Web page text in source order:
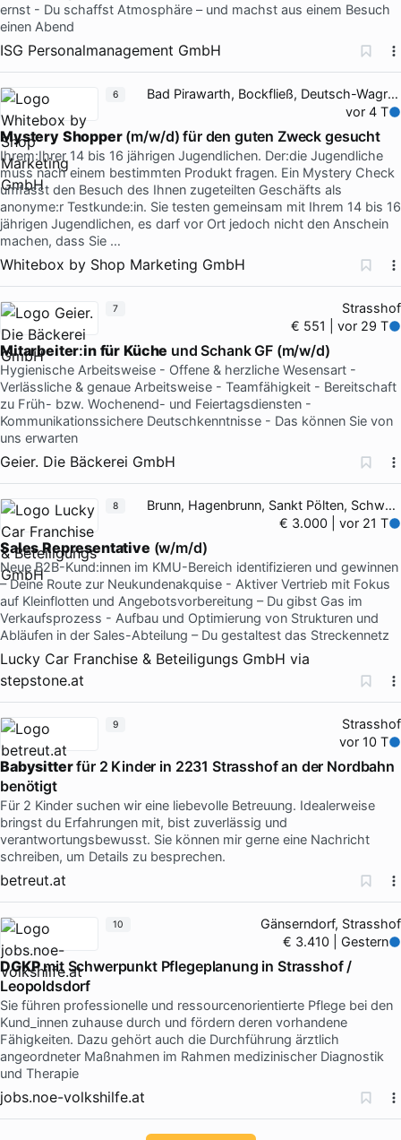
ernst - Du schaffst Atmosphäre – und machst aus einem Besuch
einen Abend
ISG Personalmanagement GmbH
Bad Pirawarth, Bockfließ, Deutsch-Wagram
vor 4 T
Mystery Shopper(m/w/d) für den guten Zweck gesucht
Ihrem:Ihrer 14 bis 16 jährigen Jugendlichen. Der:die Jugendliche
muss nach einem bestimmten Produkt fragen. Ein Mystery Check
umfasst den Besuch des Ihnen zugeteilten Geschäfts als
anonyme:r Testkunde:in. Sie testen gemeinsam mit Ihrem 14 bis 16
jährigen Jugendlichen, es darf vor Ort jedoch nicht den Anschein
machen, dass Sie …
Whitebox by Shop Marketing GmbH
6
Strasshof
€ 551 | vor 29 T
Mitarbeiter:in für Küche und Schank GF (m/w/d)
Hygienische Arbeitsweise - Offene & herzliche Wesensart -
Verlässliche & genaue Arbeitsweise - Teamfähigkeit - Bereitschaft
zu Früh- bzw. Wochenend- und Feiertagsdiensten -
Kommunikationssichere Deutschkenntnisse - Das können Sie von
uns erwarten
Geier. Die Bäckerei GmbH
7
Brunn, Hagenbrunn, Sankt Pölten, Schwechat
€ 3.000 | vor 21 T
SalesRepresentative (w/m/d)
Neue B2B-Kund:innen im KMU-Bereich identifizieren und gewinnen
– Deine Route zur Neukundenakquise - Aktiver Vertrieb mit Fokus
auf Kleinflotten und Angebotsvorbereitung – Du gibst Gas im
Verkaufsprozess - Aufbau und Optimierung von Strukturen und
Abläufen in der Sales-Abteilung – Du gestaltest das Streckennetz
Lucky Car Franchise & Beteiligungs GmbH via
stepstone.at
8
Strasshof
vor 10 T
Babysitterfür 2 Kinder in 2231 Strasshof an der Nordbahn
benötigt
Für 2 Kinder suchen wir eine liebevolle Betreuung. Idealerweise
bringst du Erfahrungen mit, bist zuverlässig und
verantwortungsbewusst. Sie können mir gerne eine Nachricht
schreiben, um Details zu besprechen.
betreut.at
9
Gänserndorf, Strasshof
€ 3.410 | Gestern
DGKPmit Schwerpunkt Pflegeplanung in Strasshof /
Leopoldsdorf
Sie führen professionelle und ressourcenorientierte Pflege bei den
Kund_innen zuhause durch und fördern deren vorhandene
Fähigkeiten. Dazu gehört auch die Durchführung ärztlich
angeordneter Maßnahmen im Rahmen medizinischer Diagnostik
und Therapie
jobs.noe-volkshilfe.at
10